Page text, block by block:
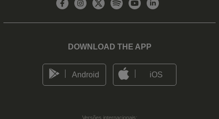
DOWNLOAD THE APP
Android iOS
Versões internacionais: